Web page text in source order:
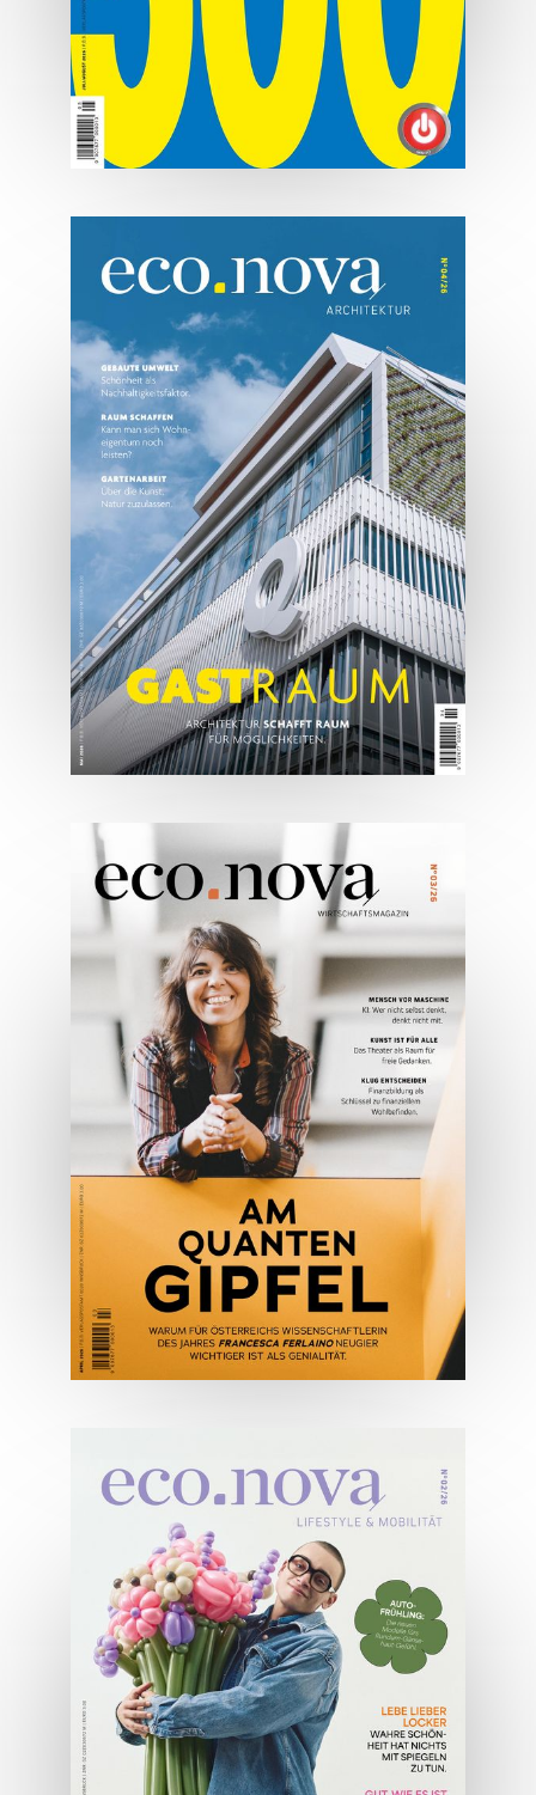
07/2026
Tirols Top 500 - Juli/August
2026
JETZT BESTELLEN
ONLINE LESEN
05/2026
Spezial: Architektur &
Lifestyle Mai 2026
JETZT BESTELLEN
ONLINE LESEN
04/2026
Wirtschaftsausgabe April 2026
JETZT BESTELLEN
ONLINE LESEN